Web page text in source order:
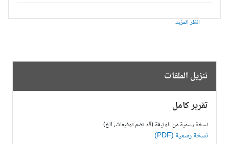
انظر المزيد
تنزيل الملفات
تقرير كامل
نسخة رسمية من الوثيقة (قد تضم توقيعات، الخ)
نسخة رسمية (PDF)